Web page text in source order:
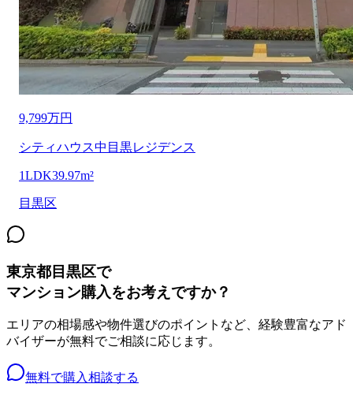
9,799万円
シティハウス中目黒レジデンス
1LDK39.97m²
目黒区
東京都目黒区で
マンション購入をお考えですか？
エリアの相場感や物件選びのポイントなど、経験豊富なアド
バイザーが無料でご相談に応じます。
無料で購入相談する